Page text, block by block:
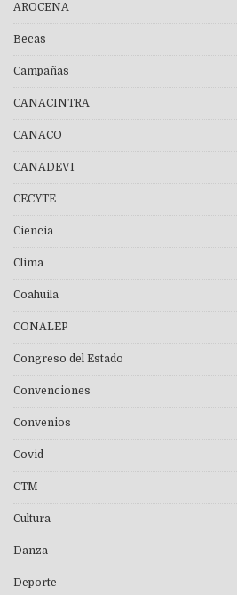
AROCENA
Becas
Campañas
CANACINTRA
CANACO
CANADEVI
CECYTE
Ciencia
Clima
Coahuila
CONALEP
Congreso del Estado
Convenciones
Convenios
Covid
CTM
Cultura
Danza
Deporte